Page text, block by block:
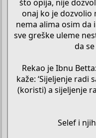
što opija, nije
onaj ko je dozvolio
nema alima osim da
sve greške uleme
da
Rekao je Ibnu
kaže: ‘Sijeljenje
(koristi) a sijeljenje
Selef i